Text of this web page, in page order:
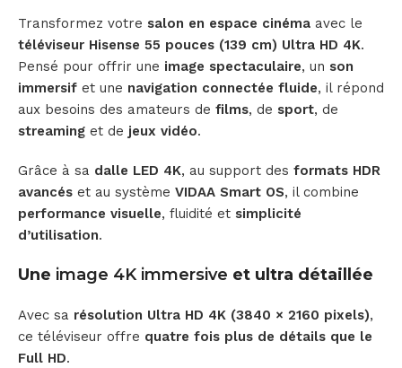
Transformez votre salon en espace cinéma avec le
téléviseur Hisense 55 pouces (139 cm) Ultra HD 4K.
Pensé pour offrir une image spectaculaire, un son
immersif et une navigation connectée fluide, il répond
aux besoins des amateurs de films, de sport, de
streaming et de jeux vidéo.
Grâce à sa dalle LED 4K, au support des formats HDR
avancés et au système VIDAA Smart OS, il combine
performance visuelle, fluidité et simplicité
d’utilisation.
Une image 4K immersive et ultra détaillée
Avec sa résolution Ultra HD 4K (3840 × 2160 pixels),
ce téléviseur offre quatre fois plus de détails que le
Full HD.